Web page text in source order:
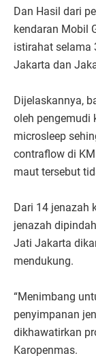
Dan Hasil dari
kendaran Mobil
istirahat selama
Jakarta dan
Dijelaskannya,
oleh pengemudi
microsleep
contraflow di
maut tersebut
Dari 14 jenazah
jenazah
Jati Jakarta
mendukung.
“Menimbang
penyimpanan
dikhawatirkan
Karopenmas.